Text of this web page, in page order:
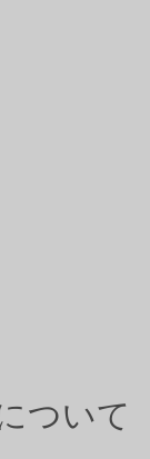
ついて